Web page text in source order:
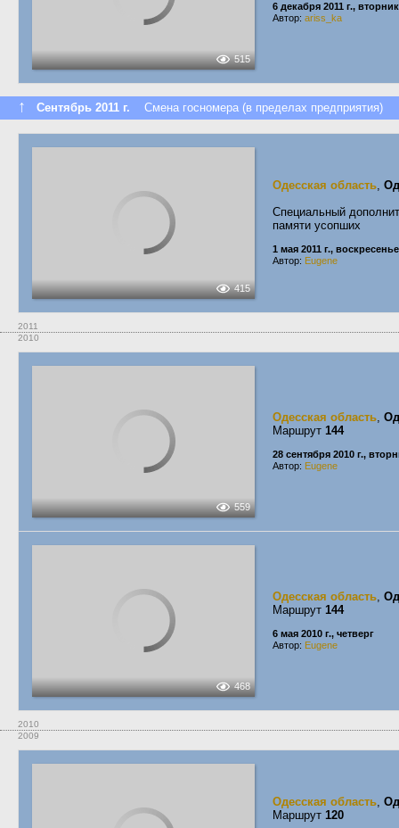
515
6 декабря 2011 г., вторник
Автор: ariss_ka
↑ Сентябрь 2011 г. Смена госномера (в пределах предприятия)
415
Одесская область,
Специальный
памяти усопших
1 мая 2011 г., воскресенье
Автор: Eugene
2011
2010
559
Одесская область,
Маршрут 144
28 сентября 2010 г.,
Автор: Eugene
468
Одесская область,
Маршрут 144
6 мая 2010 г., четверг
Автор: Eugene
2010
2009
Одесская область,
Маршрут 120